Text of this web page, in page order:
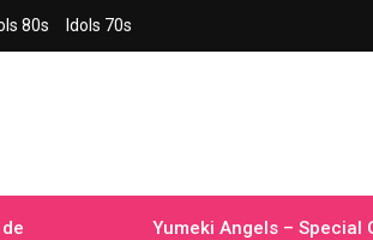
80s Idols 70s
Yumeki Angels – Special